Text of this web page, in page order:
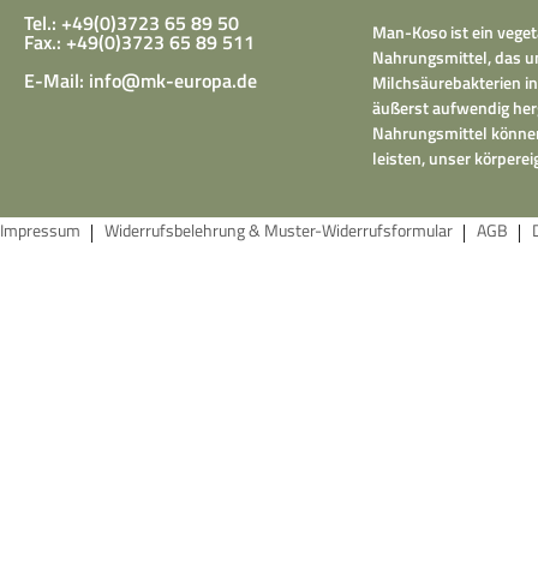
Tel.: +49(0)3723 65 89 50
Fax.: +49(0)3723 65 89 511
E-Mail: info@mk-europa.de
Man-Koso ist ein
Nahrungsmittel, das
Milchsäurebakterien
äußerst aufwendig
Nahrungsmittel
leisten, unser
Impressum Widerrufsbelehrung & Muster-Widerrufsformular AGB